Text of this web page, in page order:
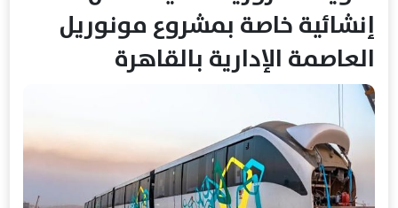
إنشائية خاصة بمشروع مونوريل
العاصمة الإدارية بالقاهرة